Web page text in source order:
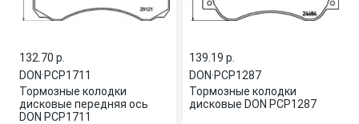
132.70 p.
DON·PCP1711
Тормозные колодки
дисковые передняя ось
DON PCP1711
139.19 p.
DON·PCP1287
Тормозные колодки
дисковые DON PCP1287